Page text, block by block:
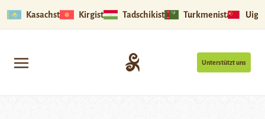
Kasachstan Kirgistan Tadschikistan Turkmenistan
Unterstützt uns